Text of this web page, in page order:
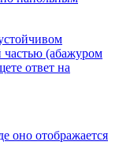
частью (абажуром
ответ на
оно отображается